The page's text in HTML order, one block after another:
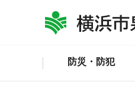
防災・防犯